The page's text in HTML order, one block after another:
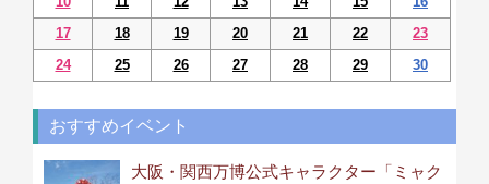
17
18 19 20 21 22
23
24
25 26 27 28 29 30
おすすめイベント
大阪・関西万博公式キャラクター「ミャク